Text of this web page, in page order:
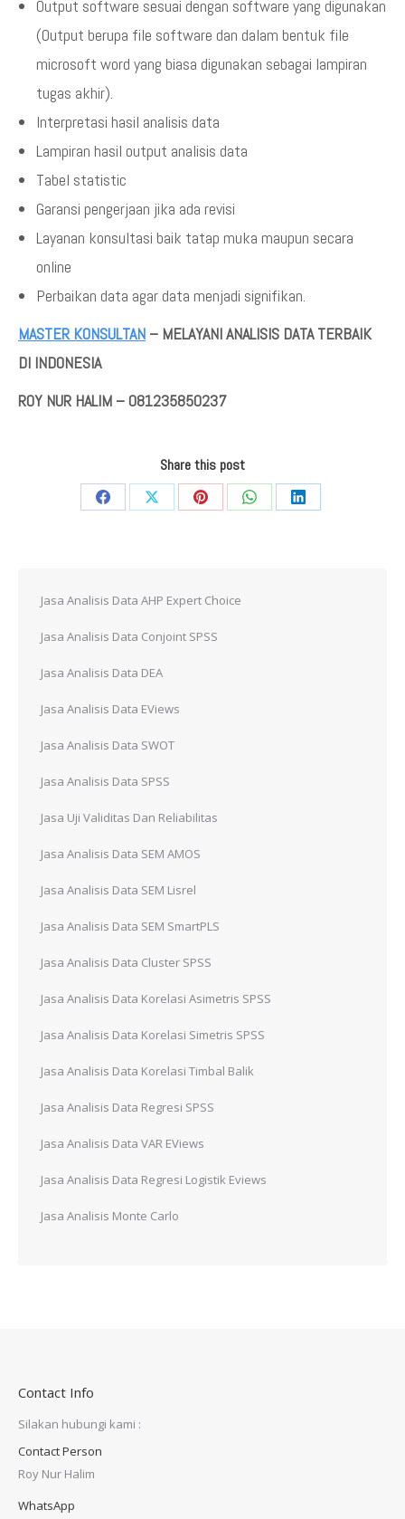
Output software sesuai dengan software yang digunakan
(Output berupa file software dan dalam bentuk file
microsoft word yang biasa digunakan sebagai lampiran
tugas akhir).
Interpretasi hasil analisis data
Lampiran hasil output analisis data
Tabel statistic
Garansi pengerjaan jika ada revisi
Layanan konsultasi baik tatap muka maupun secara
online
Perbaikan data agar data menjadi signifikan.
MASTER KONSULTAN – MELAYANI ANALISIS DATA TERBAIK
DI INDONESIA
ROY NUR HALIM – 081235850237
Share this post
Share
Share
Share
Share
Share
Jasa Analisis Data AHP Expert Choice
Jasa Analisis Data Conjoint SPSS
Jasa Analisis Data DEA
Jasa Analisis Data EViews
Jasa Analisis Data SWOT
Jasa Analisis Data SPSS
Jasa Uji Validitas Dan Reliabilitas
Jasa Analisis Data SEM AMOS
Jasa Analisis Data SEM Lisrel
Jasa Analisis Data SEM SmartPLS
Jasa Analisis Data Cluster SPSS
Jasa Analisis Data Korelasi Asimetris SPSS
Jasa Analisis Data Korelasi Simetris SPSS
Jasa Analisis Data Korelasi Timbal Balik
Jasa Analisis Data Regresi SPSS
Jasa Analisis Data VAR EViews
Jasa Analisis Data Regresi Logistik Eviews
Jasa Analisis Monte Carlo
Contact Info
Silakan hubungi kami :
Contact Person
Roy Nur Halim
WhatsApp